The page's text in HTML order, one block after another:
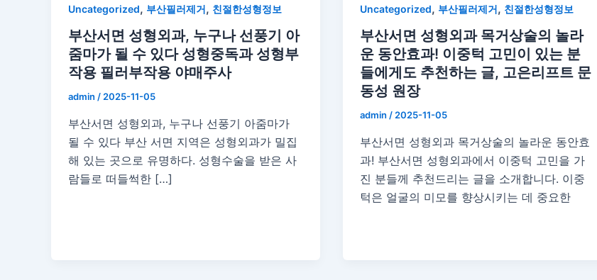
Uncategorized, 부산필러제거, 친절한성형정보
부산서면 성형외과, 누구나 선풍기 아
줌마가 될 수 있다 성형중독과 성형부
작용 필러부작용 야매주사
admin /2025-11-05
부산서면 성형외과, 누구나 선풍기 아줌마가
될 수 있다 부산 서면 지역은 성형외과가 밀집
해 있는 곳으로 유명하다. 성형수술을 받은 사
람들로 떠들썩한 […]
Uncategorized, 부산필러제거, 친절한성형정보
부산서면 성형외과 목거상술의 놀라
운 동안효과! 이중턱 고민이 있는 분
들에게도 추천하는 글, 고은리프트 문
동성 원장
admin /2025-11-05
부산서면 성형외과 목거상술의 놀라운 동안효
과! 부산서면 성형외과에서 이중턱 고민을 가
진 분들께 추천드리는 글을 소개합니다. 이중
턱은 얼굴의 미모를 향상시키는 데 중요한